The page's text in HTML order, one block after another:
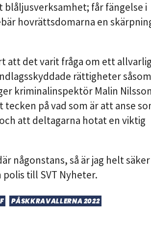
får fängelse i
hovrättsdomarna en
att det varit fråga om ett
rättigheter såsom
kriminalinspektör Malin Nilsson
på vad som är att anse
att deltagarna hotat en viktig
någonstans, så är jag helt
till SVT Nyheter.
PÅSKKRAVALLERNA 2022